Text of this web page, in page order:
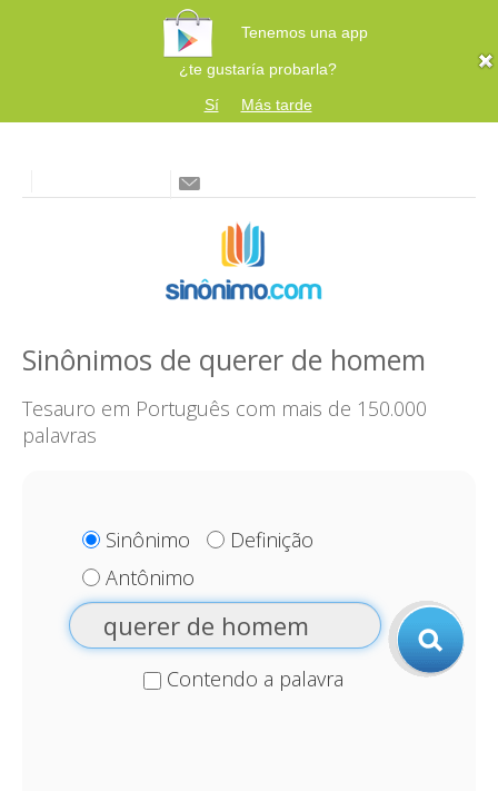
Tenemos una app
¿te gustaría probarla?
Sí
Más tarde
Sinônimos de querer de homem
Tesauro em Português com mais de 150.000
palavras
Sinônimo
Definição
Antônimo
Contendo a palavra